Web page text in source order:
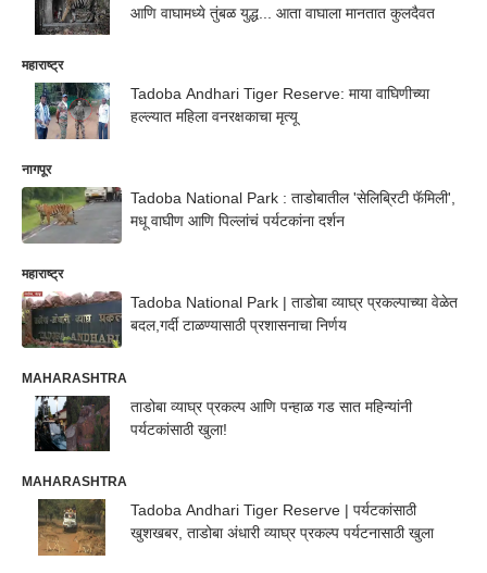
आणि वाघामध्ये तुंबळ युद्ध... आता वाघाला मानतात कुलदैवत
महाराष्ट्र
Tadoba Andhari Tiger Reserve: माया वाघिणीच्या
हल्ल्यात महिला वनरक्षकाचा मृत्यू
नागपूर
Tadoba National Park : ताडोबातील 'सेलिब्रिटी फॅमिली',
मधू वाघीण आणि पिल्लांचं पर्यटकांना दर्शन
महाराष्ट्र
Tadoba National Park | ताडोबा व्याघ्र प्रकल्पाच्या वेळेत
बदल,गर्दी टाळण्यासाठी प्रशासनाचा निर्णय
MAHARASHTRA
ताडोबा व्याघ्र प्रकल्प आणि पन्हाळ गड सात महिन्यांनी
पर्यटकांसाठी खुला!
MAHARASHTRA
Tadoba Andhari Tiger Reserve | पर्यटकांसाठी
खुशखबर, ताडोबा अंधारी व्याघ्र प्रकल्प पर्यटनासाठी खुला